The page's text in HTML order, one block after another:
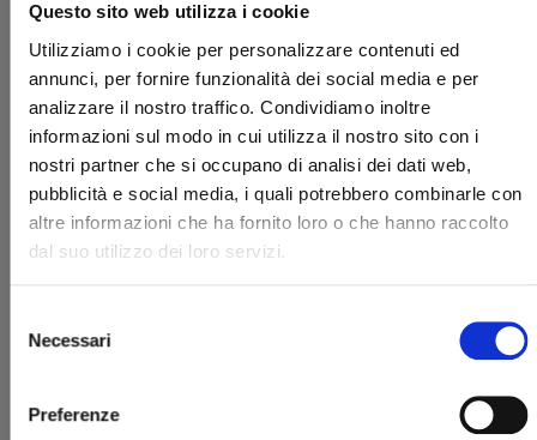
Questo sito web utilizza i cookie
Utilizziamo i cookie per personalizzare contenuti ed
annunci, per fornire funzionalità dei social media e per
analizzare il nostro traffico. Condividiamo inoltre
informazioni sul modo in cui utilizza il nostro sito con i
nostri partner che si occupano di analisi dei dati web,
pubblicità e social media, i quali potrebbero combinarle con
altre informazioni che ha fornito loro o che hanno raccolto
dal suo utilizzo dei loro servizi.
delNecessari
Preferenze
WE HAVE DEMONS